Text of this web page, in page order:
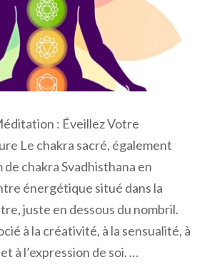
: Éveillez Votre
Le chakra sacré, également
de chakra Svadhisthana en
énergétique situé dans la
juste en dessous du nombril.
à la créativité, à la sensualité, à
à l’expression de soi. …